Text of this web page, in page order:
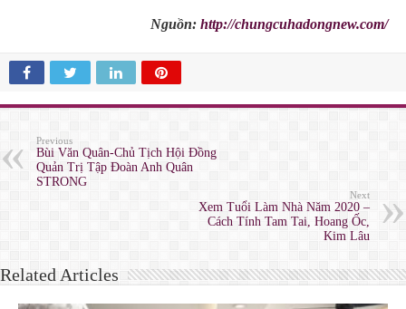
Nguồn: http://chungcuhadongnew.com/
Previous
Bùi Văn Quân-Chủ Tịch Hội Đồng
Quản Trị Tập Đoàn Anh Quân
STRONG
Next
Xem Tuổi Làm Nhà Năm 2020 –
Cách Tính Tam Tai, Hoang Ốc,
Kim Lâu
Related Articles